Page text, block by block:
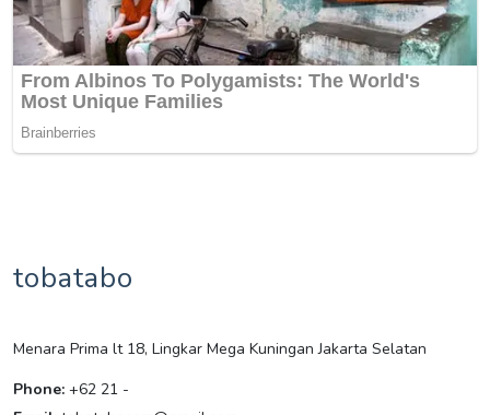
tobatabo
Menara Prima lt 18, Lingkar Mega Kuningan Jakarta Selatan
Phone: +62 21 -